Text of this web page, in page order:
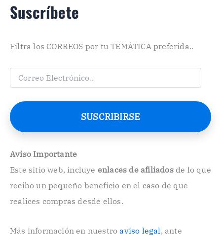
Suscríbete
Filtra los CORREOS por tu TEMÁTICA preferida..
C
e
o
e
t
ó
n
o
SUSCRIBIRSE
Aviso Importante
Este sitio web, incluye enlaces de afiliadosde lo que
recibo un pequeño beneficio en el caso de que
realices compras desde ellos.
Más información en nuestroaviso legal , ante